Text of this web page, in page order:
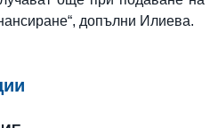
допълни Илиева.